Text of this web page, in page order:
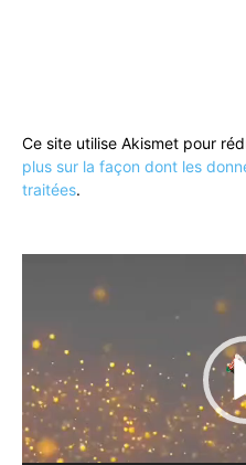
Ce site utilise Akismet pour
plus sur la façon dont les
traitées.